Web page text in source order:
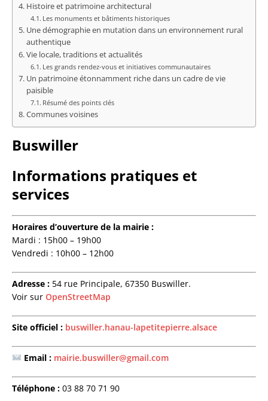
Histoire et patrimoine architectural
Les monuments et bâtiments historiques
Une démographie en mutation dans un environnement rural
authentique
Vie locale, traditions et actualités
Les grands rendez-vous et initiatives communautaires
Un patrimoine étonnamment riche dans un cadre de vie
paisible
Résumé des points clés
Communes voisines
Buswiller
Informations pratiques et
services
Horaires d’ouverture de la mairie :
Mardi : 15h00 – 19h00
Vendredi : 10h00 – 12h00
Adresse : 54 rue Principale, 67350 Buswiller.
Voir sur OpenStreetMap
Site officiel : buswiller.hanau-lapetitepierre.alsace
Email : mairie.buswiller@gmail.com
Téléphone : 03 88 70 71 90